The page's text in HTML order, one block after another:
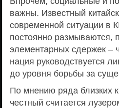
важны. Известный
современной ситуации в
постоянно размываются,
элементарных сдержек –
нация руководствуется
до уровня борьбы за
По мнению ряда близких
честный считается